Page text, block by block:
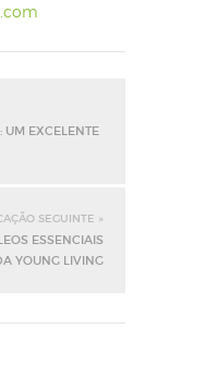
UM EXCELENTE
SEGUINTE »
ESSENCIAIS
YOUNG LIVING